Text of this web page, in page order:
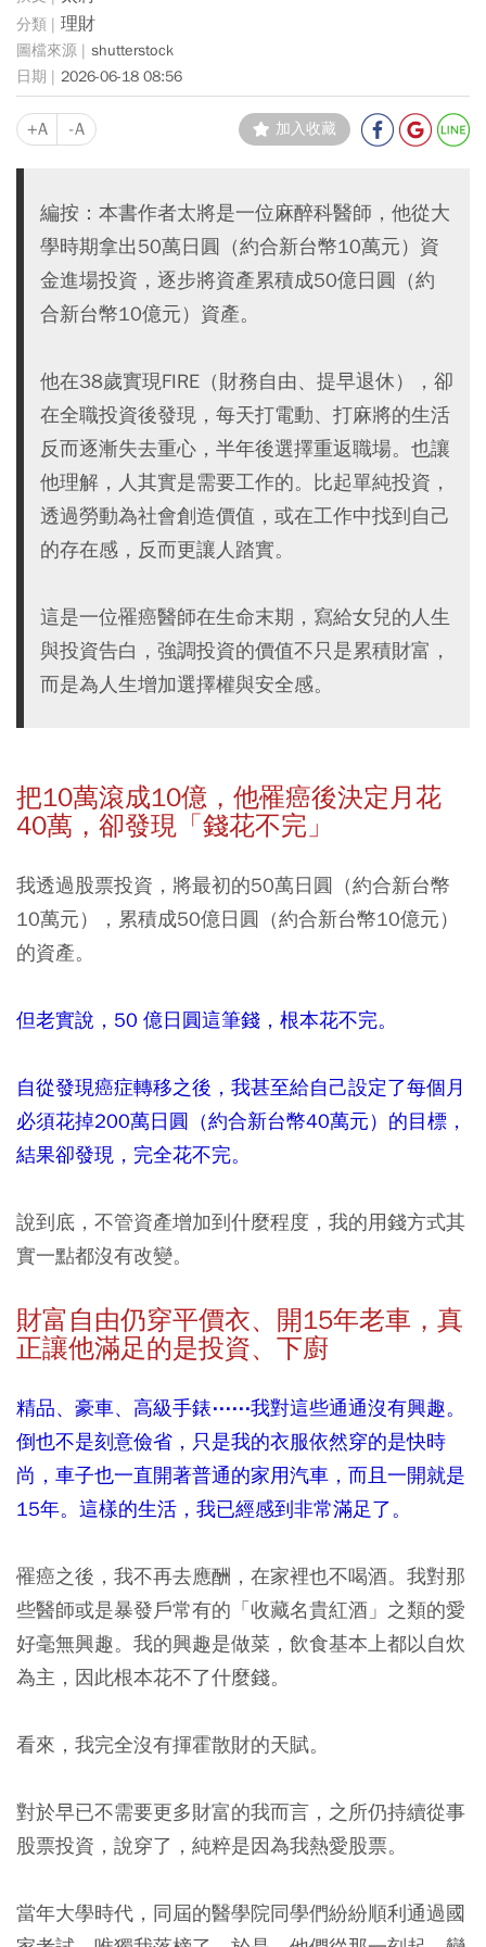
理財
shutterstock
2026-06-18 08:56
+A -A 加入收藏
編按：本書作者太將是一位麻醉科醫師，他從大
學時期拿出50萬日圓（約合新台幣10萬元）資
金進場投資，逐步將資產累積成50億日圓（約
合新台幣10億元）資產。
他在38歲實現FIRE（財務自由、提早退休），卻
在全職投資後發現，每天打電動、打麻將的生活
反而逐漸失去重心，半年後選擇重返職場。也讓
他理解，人其實是需要工作的。比起單純投資，
透過勞動為社會創造價值，或在工作中找到自己
的存在感，反而更讓人踏實。
這是一位罹癌醫師在生命末期，寫給女兒的人生
與投資告白，強調投資的價值不只是累積財富，
而是為人生增加選擇權與安全感。
把10萬滾成10億，他罹癌後決定月花
40萬，卻發現「錢花不完」
我透過股票投資，將最初的50萬日圓（約合新台幣
10萬元），累積成50億日圓（約合新台幣10億元）
的資產。
但老實說，50 億日圓這筆錢，根本花不完。
自從發現癌症轉移之後，我甚至給自己設定了每個月
必須花掉200萬日圓（約合新台幣40萬元）的目標，
結果卻發現，完全花不完。
說到底，不管資產增加到什麼程度，我的用錢方式其
實一點都沒有改變。
財富自由仍穿平價衣、開15年老車，真
正讓他滿足的是投資、下廚
精品、豪車、高級手錶⋯⋯我對這些通通沒有興趣。
倒也不是刻意儉省，只是我的衣服依然穿的是快時
尚，車子也一直開著普通的家用汽車，而且一開就是
15年。這樣的生活，我已經感到非常滿足了。
罹癌之後，我不再去應酬，在家裡也不喝酒。我對那
些醫師或是暴發戶常有的「收藏名貴紅酒」之類的愛
好毫無興趣。我的興趣是做菜，飲食基本上都以自炊
為主，因此根本花不了什麼錢。
看來，我完全沒有揮霍散財的天賦。
對於早已不需要更多財富的我而言，之所仍持續從事
股票投資，說穿了，純粹是因為我熱愛股票。
當年大學時代，同屆的醫學院同學們紛紛順利通過國